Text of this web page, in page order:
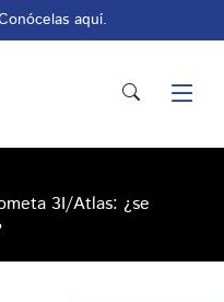
aquí.
3I/Atlas: ¿se